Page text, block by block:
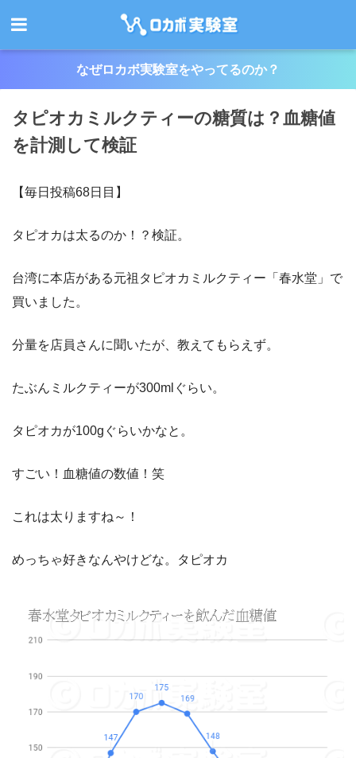
なぜロカボ実験室をやってるのか？
タピオカミルクティーの糖質は？血糖値
を計測して検証
【毎日投稿68日目】
タピオカは太るのか！？検証。
台湾に本店がある元祖タピオカミルクティー「春水堂」で
買いました。
分量を店員さんに聞いたが、教えてもらえず。
たぶんミルクティーが300mlぐらい。
タピオカが100gぐらいかなと。
すごい！血糖値の数値！笑
これは太りますね～！
めっちゃ好きなんやけどな。タピオカ